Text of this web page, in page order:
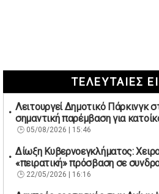
ΤΕΛΕΥΤΑΙΕΣ
Λειτουργεί Δημοτικό Πάρκινγκ
σημαντική παρέμβαση για
05/08/2026 | 15:46
Δίωξη Κυβερνοεγκλήματος:
«πειρατική» πρόσβαση σε
22/05/2026 | 16:16